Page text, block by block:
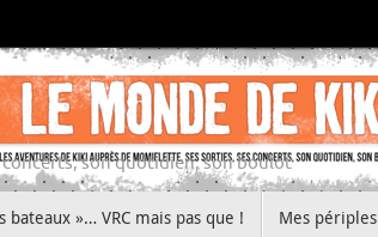
son quotidien, son boulot
bateaux »… VRC mais pas que ! Mes périples